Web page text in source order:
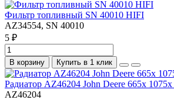
Фильтр топливный SN 40010 HIFI
AZ34554, SN 40010
5 ₽
В корзину Купить в 1 клик
Радиатор AZ46204 John Deere 665x
AZ46204